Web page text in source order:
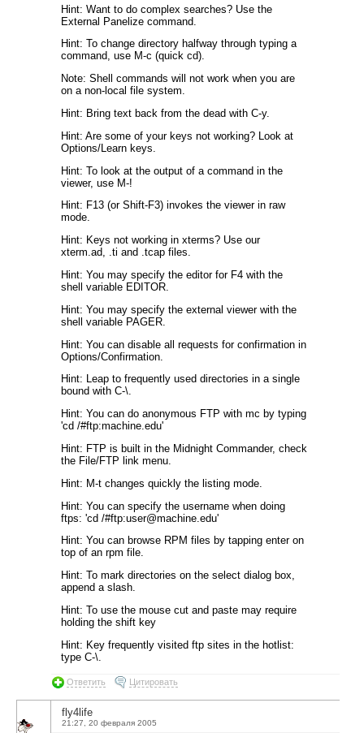
Hint: Want to do complex searches? Use the
External Panelize command.
Hint: To change directory halfway through typing a
command, use M-c (quick cd).
Note: Shell commands will not work when you are
on a non-local file system.
Hint: Bring text back from the dead with C-y.
Hint: Are some of your keys not working? Look at
Options/Learn keys.
Hint: To look at the output of a command in the
viewer, use M-!
Hint: F13 (or Shift-F3) invokes the viewer in raw
mode.
Hint: Keys not working in xterms? Use our
xterm.ad, .ti and .tcap files.
Hint: You may specify the editor for F4 with the
shell variable EDITOR.
Hint: You may specify the external viewer with the
shell variable PAGER.
Hint: You can disable all requests for confirmation in
Options/Confirmation.
Hint: Leap to frequently used directories in a single
bound with C-\.
Hint: You can do anonymous FTP with mc by typing
'cd /#ftp:machine.edu'
Hint: FTP is built in the Midnight Commander, check
the File/FTP link menu.
Hint: M-t changes quickly the listing mode.
Hint: You can specify the username when doing
ftps: 'cd /#ftp:user@machine.edu'
Hint: You can browse RPM files by tapping enter on
top of an rpm file.
Hint: To mark directories on the select dialog box,
append a slash.
Hint: To use the mouse cut and paste may require
holding the shift key
Hint: Key frequently visited ftp sites in the hotlist:
type C-\.
Ответить Цитировать
fly4life
21:27, 20 февраля 2005